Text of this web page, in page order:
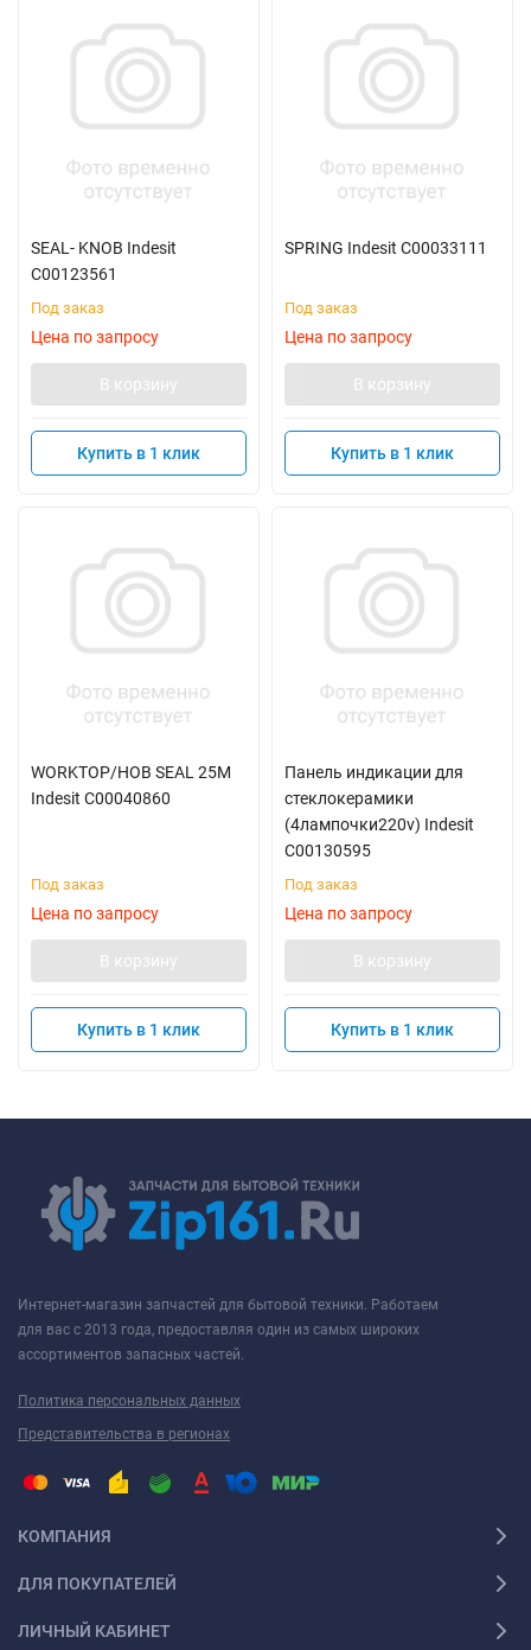
SEAL- KNOB Indesit
C00123561
Под заказ
Цена по запросу
В корзину
Купить в 1 клик
SPRING Indesit C00033111
Под заказ
Цена по запросу
В корзину
Купить в 1 клик
WORKTOP/HOB SEAL 25M
Indesit C00040860
Под заказ
Цена по запросу
В корзину
Купить в 1 клик
Панель индикации для
стеклокерамики
(4лампочки220v) Indesit
C00130595
Под заказ
Цена по запросу
В корзину
Купить в 1 клик
Интернет-магазин запчастей для бытовой техники. Работаем
для вас с 2013 года, предоставляя один из самых широких
ассортиментов запасных частей.
Политика персональных данных
Представительства в регионах
КОМПАНИЯ
ДЛЯ ПОКУПАТЕЛЕЙ
ЛИЧНЫЙ КАБИНЕТ